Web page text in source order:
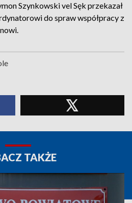
Szynkowski vel Sęk przekazał
do spraw współpracy z
TAKŻE